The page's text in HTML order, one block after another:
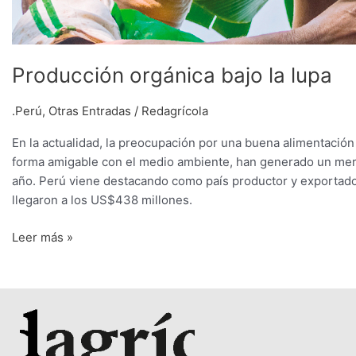
Producción orgánica bajo la lupa
.Perú, Otras Entradas / Redagrícola
En la actualidad, la preocupación por una buena
forma amigable con el medio ambiente, han generado un
año. Perú viene destacando como país productor y
llegaron a los US$438 millones.
Leer más »